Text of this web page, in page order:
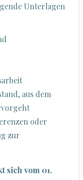
Unterlagen
aus dem
oder
zur
sich vom 01.